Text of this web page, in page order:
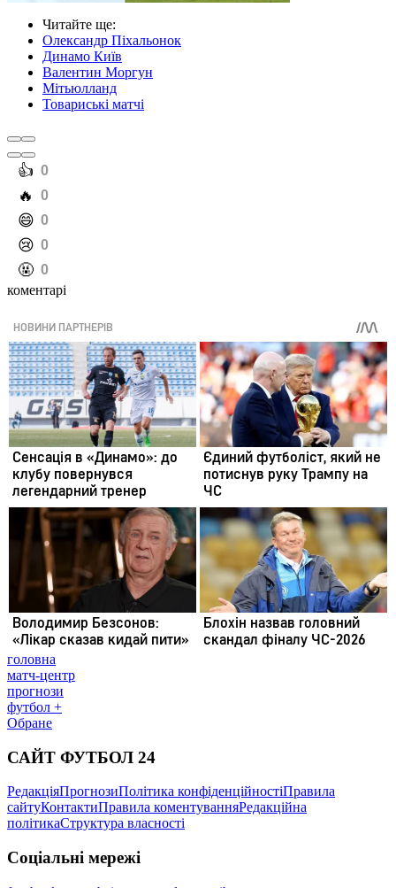
Читайте ще:
Олександр Піхальонок
Динамо Київ
Валентин Моргун
Мітьюлланд
Товариські матчі
️👍 0
️🔥 0
️😄 0
️😢 0
️🤬 0
коментарі
головна
матч-центр
прогнози
футбол +
Обране
САЙТ ФУТБОЛ 24
РедакціяПрогнозиПолітика конфіденційностіПравила
сайтуКонтактиПравила коментуванняРедакційна
політикаСтруктура власності
Соціальні мережі